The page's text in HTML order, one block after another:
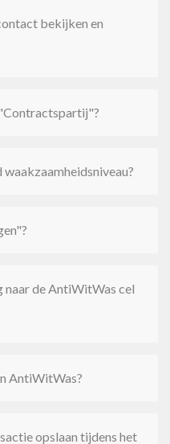
bekijken en
naar de AntiWitWas cel
AntiWitWas?
opslaan tijdens het